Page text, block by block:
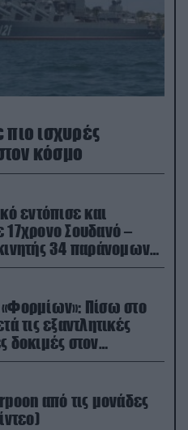
πιο ισχυρές
κόσμο
εντόπισε και
17χρονο Σουδανό –
34 παράνομων
Πίσω στο
τις εξαντλητικές
Βισκαϊκό
από τις μονάδες